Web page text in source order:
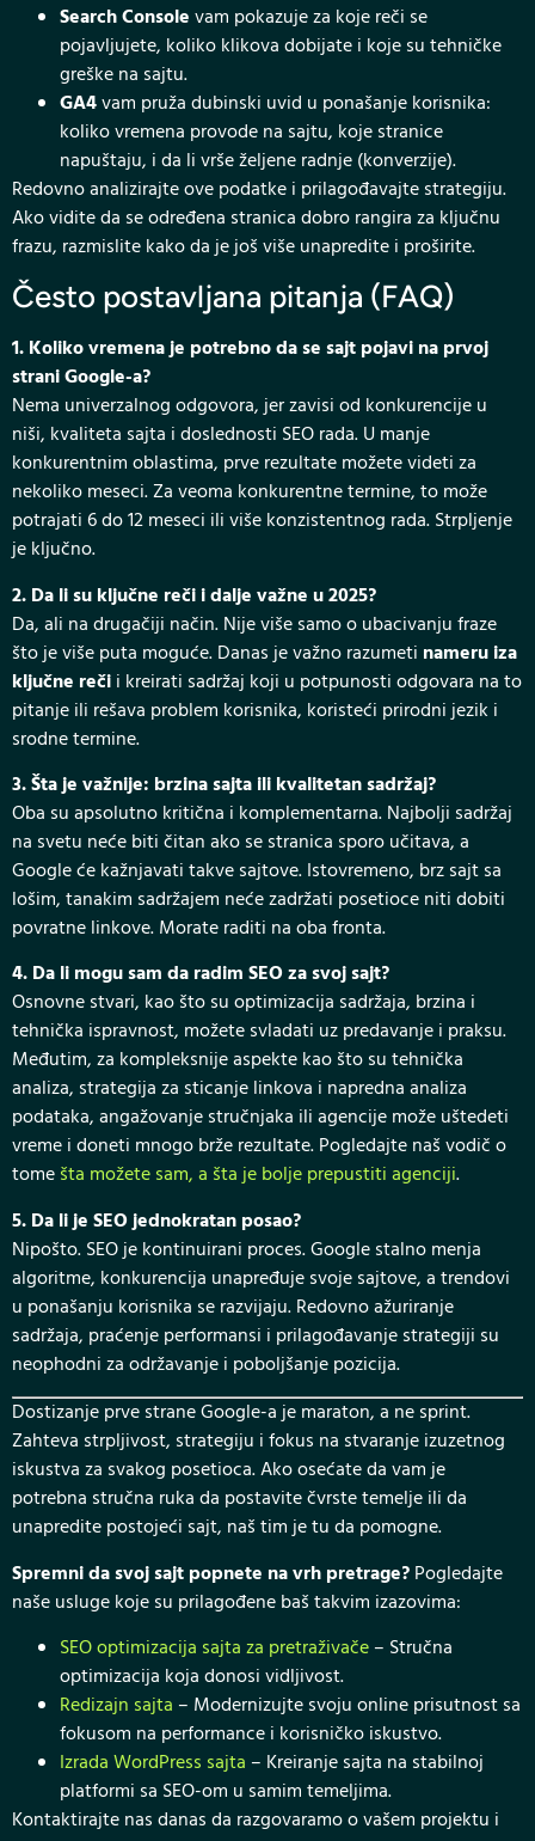
Search Consolevam pokazuje za koje reči se
pojavljujete, koliko klikova dobijate i koje su tehničke
greške na sajtu.
GA4vam pruža dubinski uvid u ponašanje korisnika:
koliko vremena provode na sajtu, koje stranice
napuštaju, i da li vrše željene radnje (konverzije).
Redovno analizirajte ove podatke i prilagođavajte strategiju.
Ako vidite da se određena stranica dobro rangira za ključnu
frazu, razmislite kako da je još više unapredite i proširite.
Često postavljana pitanja (FAQ)
1. Koliko vremena je potrebno da se sajt pojavi na prvoj
strani Google-a?
Nema univerzalnog odgovora, jer zavisi od konkurencije u
niši, kvaliteta sajta i doslednosti SEO rada. U manje
konkurentnim oblastima, prve rezultate možete videti za
nekoliko meseci. Za veoma konkurentne termine, to može
potrajati 6 do 12 meseci ili više konzistentnog rada. Strpljenje
je ključno.
2. Da li su ključne reči i dalje važne u 2025?
Da, ali na drugačiji način. Nije više samo o ubacivanju fraze
što je više puta moguće. Danas je važno razumeti nameru iza
ključne rečii kreirati sadržaj koji u potpunosti odgovara na to
pitanje ili rešava problem korisnika, koristeći prirodni jezik i
srodne termine.
3. Šta je važnije: brzina sajta ili kvalitetan sadržaj?
Oba su apsolutno kritična i komplementarna. Najbolji sadržaj
na svetu neće biti čitan ako se stranica sporo učitava, a
Google će kažnjavati takve sajtove. Istovremeno, brz sajt sa
lošim, tanakim sadržajem neće zadržati posetioce niti dobiti
povratne linkove. Morate raditi na oba fronta.
4. Da li mogu sam da radim SEO za svoj sajt?
Osnovne stvari, kao što su optimizacija sadržaja, brzina i
tehnička ispravnost, možete svladati uz predavanje i praksu.
Međutim, za kompleksnije aspekte kao što su tehnička
analiza, strategija za sticanje linkova i napredna analiza
podataka, angažovanje stručnjaka ili agencije može uštedeti
vreme i doneti mnogo brže rezultate. Pogledajte naš vodič o
tomešta možete sam, a šta je bolje prepustiti agenciji.
5. Da li je SEO jednokratan posao?
Nipošto. SEO je kontinuirani proces. Google stalno menja
algoritme, konkurencija unapređuje svoje sajtove, a trendovi
u ponašanju korisnika se razvijaju. Redovno ažuriranje
sadržaja, praćenje performansi i prilagođavanje strategiji su
neophodni za održavanje i poboljšanje pozicija.
Dostizanje prve strane Google-a je maraton, a ne sprint.
Zahteva strpljivost, strategiju i fokus na stvaranje izuzetnog
iskustva za svakog posetioca. Ako osećate da vam je
potrebna stručna ruka da postavite čvrste temelje ili da
unapredite postojeći sajt, naš tim je tu da pomogne.
Spremni da svoj sajt popnete na vrh pretrage?Pogledajte
naše usluge koje su prilagođene baš takvim izazovima:
SEO optimizacija sajta za pretraživače– Stručna
optimizacija koja donosi vidljivost.
Redizajn sajta – Modernizujte svoju online prisutnost sa
fokusom na performance i korisničko iskustvo.
Izrada WordPress sajta – Kreiranje sajta na stabilnoj
platformi sa SEO-om u samim temeljima.
Kontaktirajte nas danas da razgovaramo o vašem projektu i